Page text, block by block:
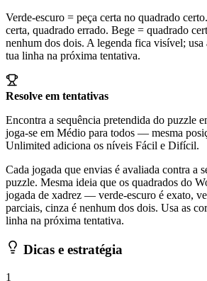
Verde-escuro = peça certa no quadrado
certa, quadrado errado. Bege = quadrado
nenhum dos dois. A legenda fica visível; usa
tua linha na próxima tentativa.
Resolve em tentativas
Encontra a sequência pretendida do puzzle
joga-se em Médio para todos — mesma
Unlimited adiciona os níveis Fácil e Difícil.
Cada jogada que envias é avaliada contra a
puzzle. Mesma ideia que os quadrados do
jogada de xadrez — verde-escuro é exato,
parciais, cinza é nenhum dos dois. Usa as
linha na próxima tentativa.
Dicas e estratégia
1